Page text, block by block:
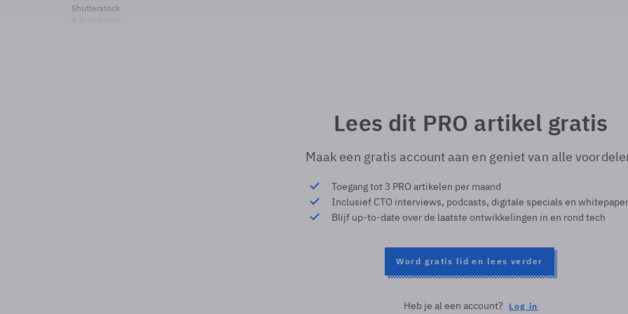
Shutterstock
Lees dit PRO artikel gratis
Maak een gratis account aan en geniet van alle
Toegang tot 3 PRO artikelen per maand
Inclusief CTO interviews, podcasts, digitale specials en
Blijf up-to-date over de laatste ontwikkelingen in en rond tech
Word gratis lid en lees verder
Heb je al een account? Log in